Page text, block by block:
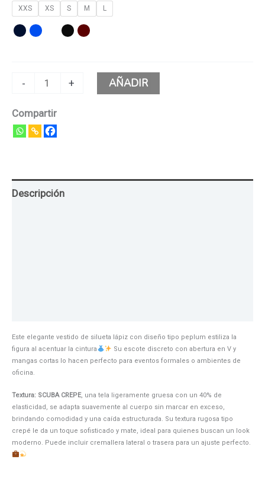
XXS XS S M L
- + AÑADIR
Compartir
Descripción
Este elegante vestido de silueta lápiz con diseño tipo peplum estiliza la
figura al acentuar la cintura
Su escote discreto con abertura en V y
mangas cortas lo hacen perfecto para eventos formales o ambientes de
oficina.
Textura: SCUBA CREPE, una tela ligeramente gruesa con un 40% de
elasticidad, se adapta suavemente al cuerpo sin marcar en exceso,
brindando comodidad y una caída estructurada. Su textura rugosa tipo
crepé le da un toque sofisticado y mate, ideal para quienes buscan un look
moderno. Puede incluir cremallera lateral o trasera para un ajuste perfecto.